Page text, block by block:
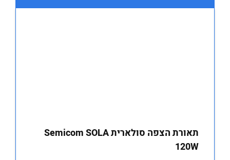
תאורת הצפה סולארית Semicom SOLA
120W